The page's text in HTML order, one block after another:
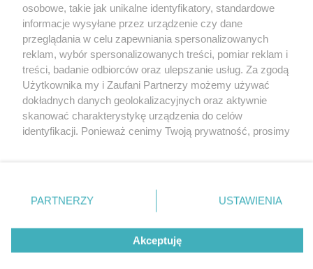
Nie zapomnij
zapoznać się z:
polityką prywatności regulamin korzystania z portali
Twojemiasto
Piekary Śląskie
Chorzów
Tarnowskie Góry
Gliwice
Skontakuj sięz nami
Kontakt
Wydawca
Redakcja
osobowe, takie jak unikalne identyfikatory, standardowe
informacje wysyłane przez urządzenie czy dane
przeglądania w celu zapewniania spersonalizowanych
reklam, wybór spersonalizowanych treści, pomiar reklam i
treści, badanie odbiorców oraz ulepszanie usług. Za zgodą
Użytkownika my i Zaufani Partnerzy możemy używać
dokładnych danych geolokalizacyjnych oraz aktywnie
skanować charakterystykę urządzenia do celów
identyfikacji. Ponieważ cenimy Twoją prywatność, prosimy
prywatności znajdujący się w lewym dolnym rogu strony
. Niektóre rodzaje przetwarzania danych nie wymagają
zgody użytkownika, ale masz prawo sprzeciwić się
takiemu przetwarzaniu. Preferencje będą miały
zastosowania tylko na tej witrynie.
PARTNERZY USTAWIENIA
Akceptuję